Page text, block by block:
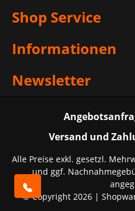
Shop Service
Informationen
Newsletter
Versand und
Alle Preise exkl. gesetzl.
und ggf.
© Copyright 2026 |